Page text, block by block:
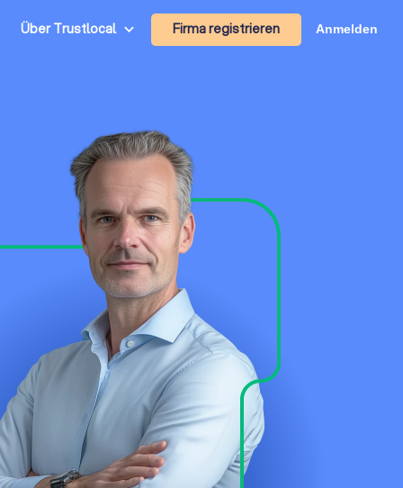
Über Trustlocal Firma registrieren Anmelden